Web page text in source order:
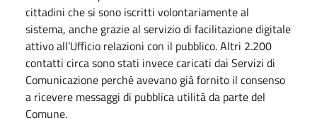
cittadini che si sono iscritti volontariamente al
sistema, anche grazie al servizio di facilitazione digitale
attivo all’Ufficio relazioni con il pubblico. Altri 2.200
contatti circa sono stati invece caricati dai Servizi di
Comunicazione perché avevano già fornito il consenso
a ricevere messaggi di pubblica utilità da parte del
Comune.